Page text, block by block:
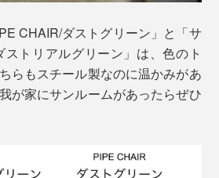
CHAIR/ダストグリーン」と「サ
トリアルグリーン」は、色のト
らもスチール製なのに温かみがあ
が家にサンルームがあったらぜひ